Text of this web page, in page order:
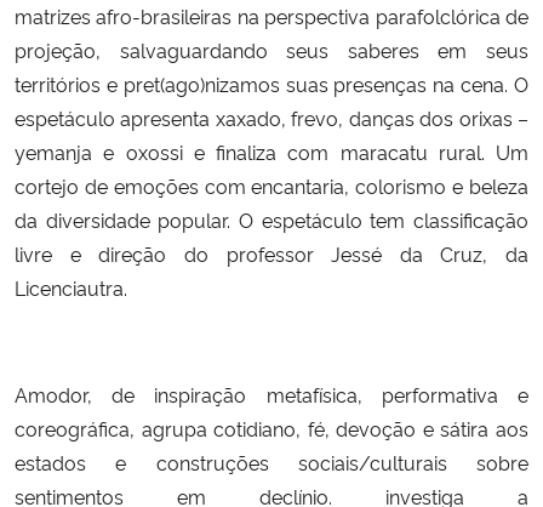
matrizes afro-brasileiras na perspectiva parafolclórica de
projeção, salvaguardando seus saberes em seus
territórios e pret(ago)nizamos suas presenças na cena. O
espetáculo apresenta xaxado, frevo, danças dos orixas –
yemanja e oxossi e finaliza com maracatu rural. Um
cortejo de emoções com encantaria, colorismo e beleza
da diversidade popular. O espetáculo tem classificação
livre e direção do professor Jessé da Cruz, da
Licenciautra.
Amodor, de inspiração metafísica, performativa e
coreográfica, agrupa cotidiano, fé, devoção e sátira aos
estados e construções sociais/culturais sobre
sentimentos em declínio. investiga a